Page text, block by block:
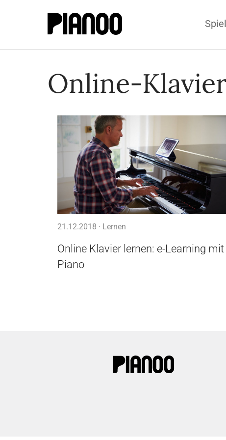
Online-
21.12.2018 · Lernen
Online Klavier lernen: e-Learning mit
Piano